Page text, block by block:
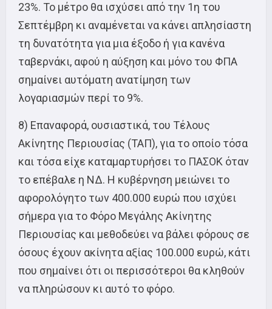
23%. Το μέτρο θα ισχύσει από την 1η του
Σεπτέμβρη κι αναμένεται να κάνει απλησίαστη
τη δυνατότητα για μια έξοδο ή για κανένα
ταβερνάκι, αφού η αύξηση και μόνο του ΦΠΑ
σημαίνει αυτόματη ανατίμηση των
λογαριασμών περί το 9%.
8) Επαναφορά, ουσιαστικά, του Τέλους
Ακίνητης Περιουσίας (ΤΑΠ), για το οποίο τόσα
και τόσα είχε καταμαρτυρήσει το ΠΑΣΟΚ όταν
το επέβαλε η ΝΔ. Η κυβέρνηση μειώνει το
αφορολόγητο των 400.000 ευρώ που ισχύει
σήμερα για το Φόρο Μεγάλης Ακίνητης
Περιουσίας και μεθοδεύει να βάλει φόρους σε
όσους έχουν ακίνητα αξίας 100.000 ευρώ, κάτι
που σημαίνει ότι οι περισσότεροι θα κληθούν
να πληρώσουν κι αυτό το φόρο.